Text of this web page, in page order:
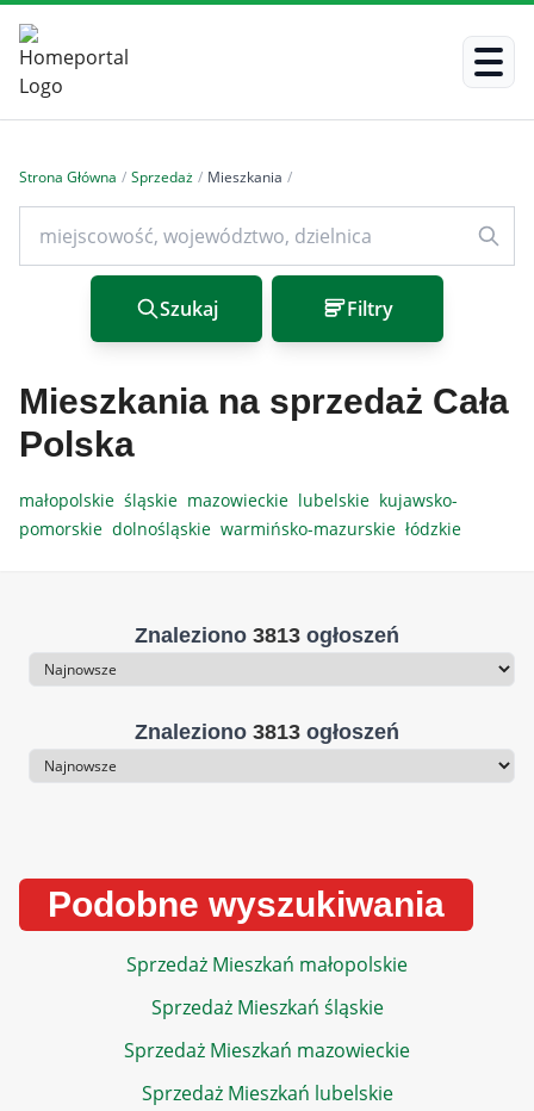
Strona Główna / Sprzedaż / Mieszkania /
Szukaj Filtry
Mieszkania na sprzedaż Cała
Polska
małopolskie śląskie mazowieckie lubelskie kujawsko-
pomorskie dolnośląskie warmińsko-mazurskie łódzkie
Znaleziono 3813 ogłoszeń
Sortowanie
Znaleziono 3813 ogłoszeń
Sortowanie
Podobne wyszukiwania
Sprzedaż Mieszkań małopolskie
Sprzedaż Mieszkań śląskie
Sprzedaż Mieszkań mazowieckie
Sprzedaż Mieszkań lubelskie